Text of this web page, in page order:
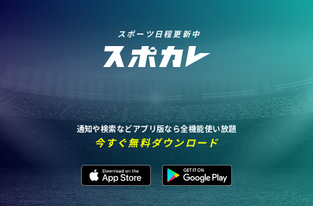
スポーツ日程更新中
通知や検索などアプリ版なら全機能使い放題
今すぐ無料ダウンロード